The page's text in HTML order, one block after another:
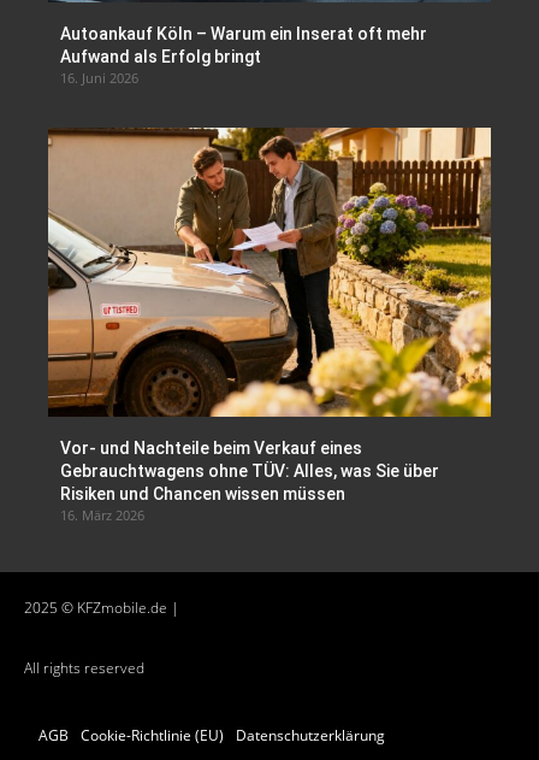
Autoankauf Köln – Warum ein Inserat oft mehr
Aufwand als Erfolg bringt
16. Juni 2026
Vor- und Nachteile beim Verkauf eines
Gebrauchtwagens ohne TÜV: Alles, was Sie über
Risiken und Chancen wissen müssen
16. März 2026
2025 © KFZmobile.de |
All rights reserved
AGB Cookie-Richtlinie (EU) Datenschutzerklärung